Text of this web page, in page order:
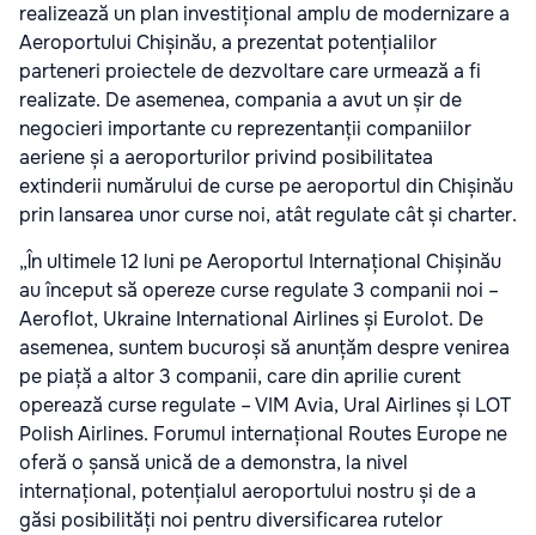
realizează un plan investițional amplu de modernizare a
Aeroportului Chișinău, a prezentat potențialilor
parteneri proiectele de dezvoltare care urmează a fi
realizate. De asemenea, compania a avut un șir de
negocieri importante cu reprezentanții companiilor
aeriene și a aeroporturilor privind posibilitatea
extinderii numărului de curse pe aeroportul din Chișinău
prin lansarea unor curse noi, atât regulate cât și charter.
„În ultimele 12 luni pe Aeroportul Internațional Chișinău
au început să opereze curse regulate 3 companii noi –
Aeroflot, Ukraine International Airlines și Eurolot. De
asemenea, suntem bucuroși să anunțăm despre venirea
pe piață a altor 3 companii, care din aprilie curent
operează curse regulate – VIM Avia, Ural Airlines și LOT
Polish Airlines. Forumul internațional Routes Europe ne
oferă o șansă unică de a demonstra, la nivel
internațional, potențialul aeroportului nostru și de a
găsi posibilități noi pentru diversificarea rutelor